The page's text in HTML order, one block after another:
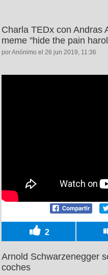
Charla TEDx con Andras
meme ''hide the pain
por Anónimo el 26 jun 2019, 11:36
2
Arnold Schwarzenegger
coches